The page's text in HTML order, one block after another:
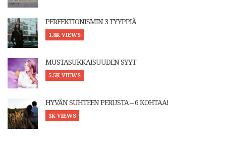
PERFEKTIONISMIN 3 TYYPPIÄ
1.8K VIEWS
MUSTASUKKAISUUDEN SYYT
5.5K VIEWS
HYVÄN SUHTEEN PERUSTA – 6 KOHTAA!
3K VIEWS